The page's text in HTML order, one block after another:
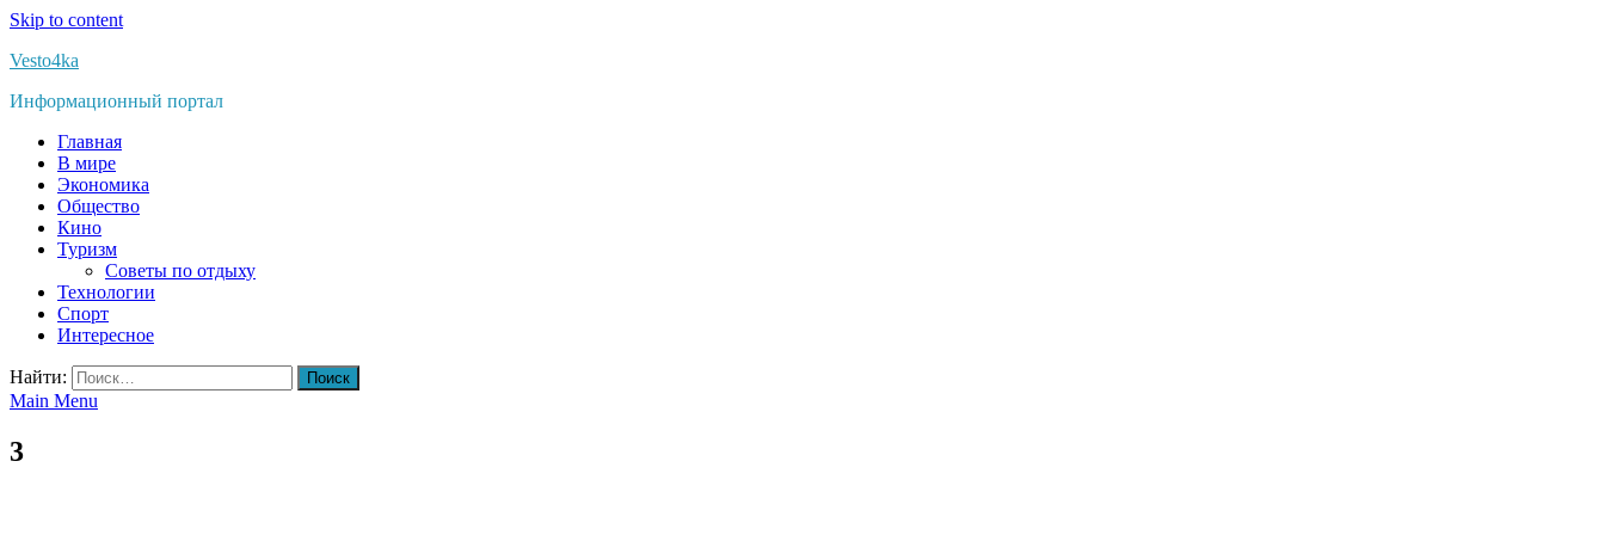
Skip to content
Vesto4ka
Информационный портал
Главная
В мире
Экономика
Общество
Кино
Туризм
Советы по отдыху
Технологии
Спорт
Интересное
Найти:
Main Menu
3